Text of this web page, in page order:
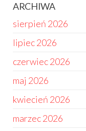
ARCHIWA
sierpień 2026
lipiec 2026
czerwiec 2026
maj 2026
kwiecień 2026
marzec 2026